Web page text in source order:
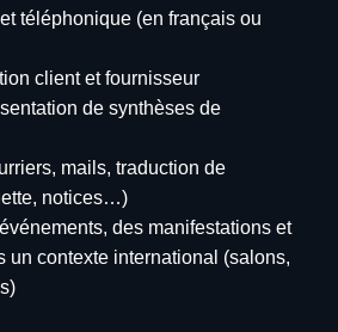
téléphonique (en français ou
client et fournisseur
de synthèses de
mails, traduction de
notices…)
des manifestations et
un contexte international (salons,